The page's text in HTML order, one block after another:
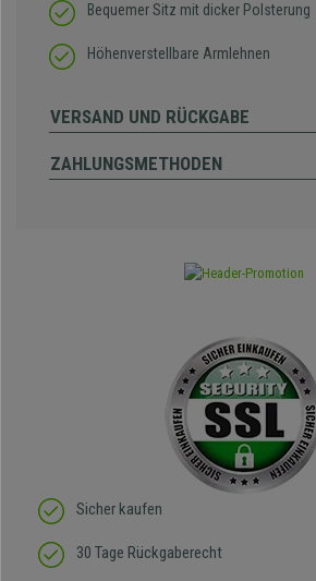
Bequemer Sitz mit dicker Polsterung
Höhenverstellbare Armlehnen
VERSAND UND RÜCKGABE
ZAHLUNGSMETHODEN
Sicher kaufen
30 Tage Rückgaberecht